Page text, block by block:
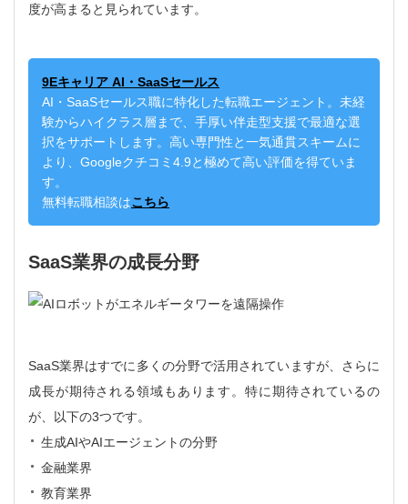
度が高まると見られています。
9Eキャリア AI・SaaSセールス
AI・SaaSセールス職に特化した転職エージェント。未経
験からハイクラス層まで、手厚い伴走型支援で最適な選
択をサポートします。高い専門性と一気通貫スキームに
より、Googleクチコミ4.9と極めて高い評価を得ていま
す。
無料転職相談はこちら
SaaS業界の成長分野
SaaS業界はすでに多くの分野で活用されていますが、さらに
成長が期待される領域もあります。特に期待されているの
が、以下の3つです。
生成AIやAIエージェントの分野
金融業界
教育業界